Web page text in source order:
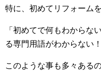
特に、初めてリフォーム
「初めてで何もわから
る専門用語がわからない！
このような事も多々ある